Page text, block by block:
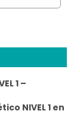
1 –
NIVEL 1 en